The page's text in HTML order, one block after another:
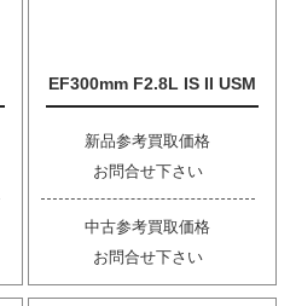
EF300mm F2.8L IS II USM
新品参考買取価格
お問合せ下さい
中古参考買取価格
お問合せ下さい